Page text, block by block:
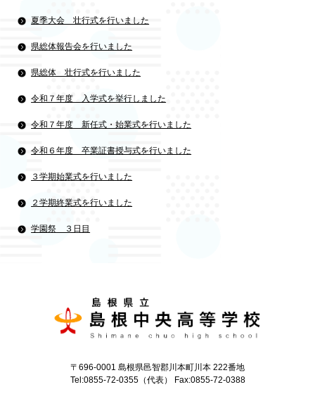
夏季大会 壮行式を行いました
県総体報告会を行いました
県総体 壮行式を行いました
令和７年度 入学式を挙行しました
令和７年度 新任式・始業式を行いました
令和６年度 卒業証書授与式を行いました
３学期始業式を行いました
２学期終業式を行いました
学園祭 ３日目
〒696-0001 島根県邑智郡川本町川本 222番地
Tel:0855-72-0355（代表） Fax:0855-72-0388